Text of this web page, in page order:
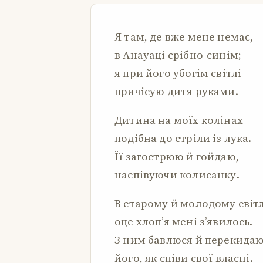
Я там, де вже мене немає,
в Анауаці срібно-синім;
я при його убогім світлі
причісую дитя руками.
Дитина на моїх колінах
подібна до стріли із лука.
Її загострюю й гойдаю,
наспівуючи колисанку.
В старому й молодому
оце хлоп’я мені з’явилось.
З ним бавлюся й
його, як співи свої власні.